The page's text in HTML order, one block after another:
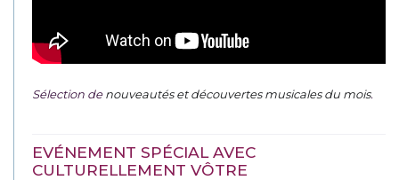
Sélection denouveautés et découvertes musicales du mois.
EVÉNEMENT SPÉCIAL AVEC
CULTURELLEMENT VÔTRE